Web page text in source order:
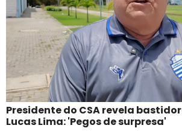
Presidente do CSA revela
Lucas Lima: 'Pegos de surpresa'